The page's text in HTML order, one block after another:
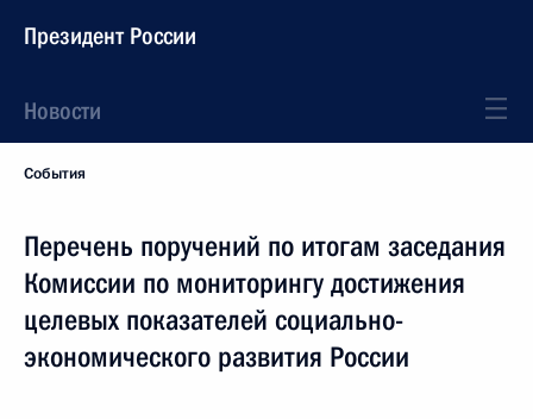
Президент России
Новости
События
Перечень поручений по итогам заседания
Комиссии по мониторингу достижения
целевых показателей социально-
экономического развития России